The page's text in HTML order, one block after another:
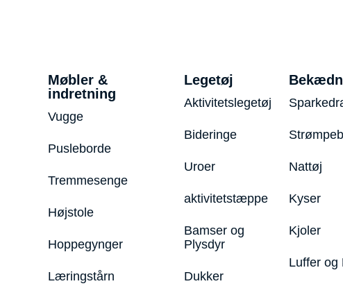
Møbler &
indretning
Vugge
Pusleborde
Tremmesenge
Højstole
Hoppegynger
Læringstårn
Legetøj
Aktivitetslegetøj
Bideringe
Uroer
aktivitetstæppe
Bamser og
Plysdyr
Dukker
Nattøj
Kyser
Kjoler
Luffer og